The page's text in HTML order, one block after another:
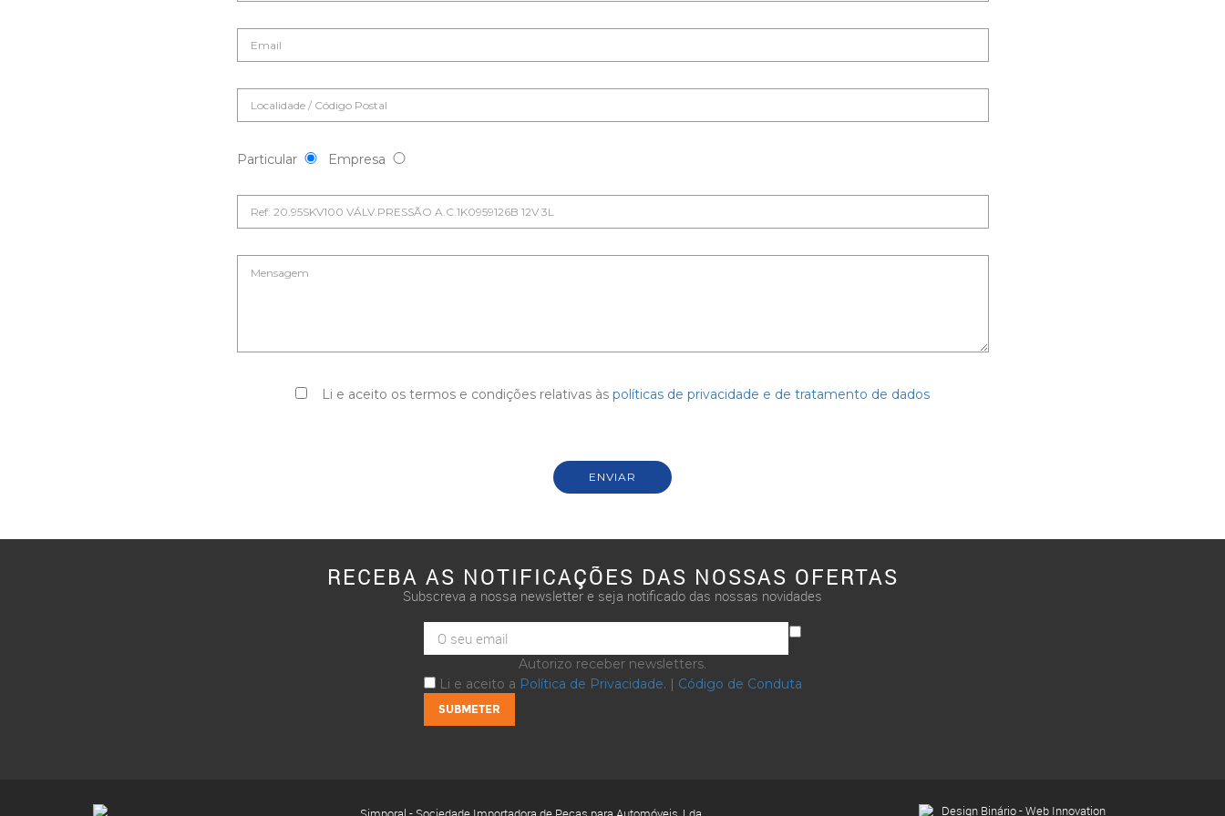
Particular Empresa
Li e aceito os termos e condições relativas às políticas de privacidade e de tratamento de dados
RECEBA AS NOTIFICAÇÕES DAS NOSSAS OFERTAS
Subscreva a nossa newsletter e seja notificado das nossas novidades
Autorizo receber newsletters.
Li e aceito a Política de Privacidade. | Código de Conduta
Design Binário - Web Innovation